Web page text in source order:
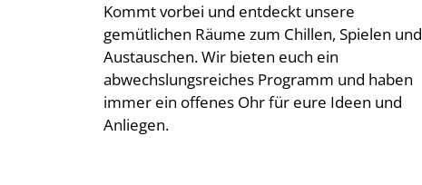
Kommt vorbei und entdeckt unsere
gemütlichen Räume zum Chillen, Spielen und
Austauschen. Wir bieten euch ein
abwechslungsreiches Programm und haben
immer ein offenes Ohr für eure Ideen und
Anliegen.